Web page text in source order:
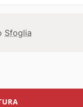
Sfoglia